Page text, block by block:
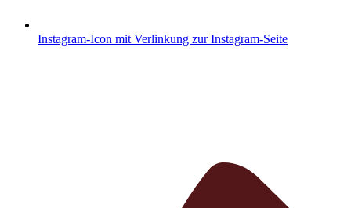
Instagram-Icon mit Verlinkung zur Instagram-Seite